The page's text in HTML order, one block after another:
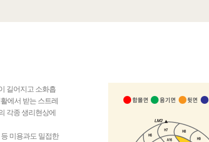
길어지고 소화흡
에서 받는 스트레
각종 생리현상에
미용과도 밀접한